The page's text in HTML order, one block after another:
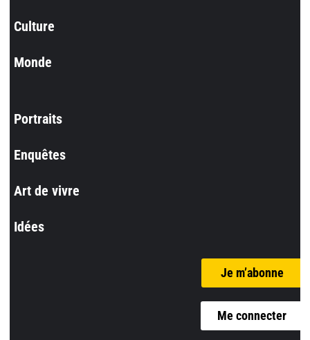
Culture
Monde
Portraits
Enquêtes
Art de vivre
Idées
Je m’abonne
Me connecter